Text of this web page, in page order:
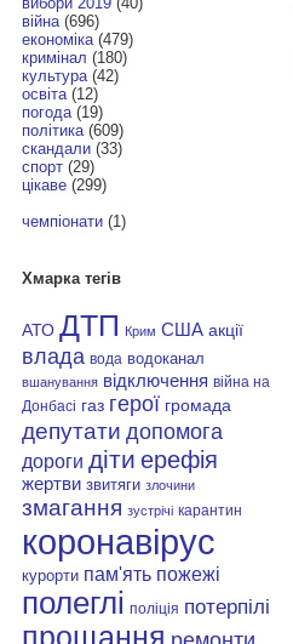
війна(696)
економіка(479)
кримінал (180)
культура(42)
освіта(12)
погода(19)
політика(609)
скандали(33)
спорт(29)
цікаве(299)
чемпіонати(1)
Хмарка тегів
АТО ДТП Крим США акції
влада вода водоканал
вшанування відключення війна на
Донбасі газ герої громада
депутати допомога
дороги діти ерефія
жертви звитяги злочини
змагання зустрічі карантин
коронавірус
курорти пам'ять пожежі
полеглі поліція потерпілі
прощання